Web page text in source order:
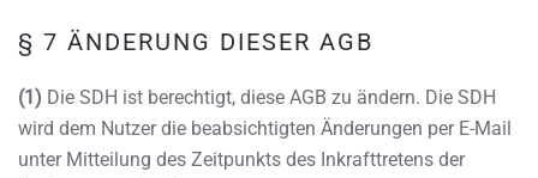
§ 7 ÄNDERUNG DIESER AGB
(1) Die SDH ist berechtigt, diese AGB zu ändern. Die SDH
wird dem Nutzer die beabsichtigten Änderungen per E-Mail
unter Mitteilung des Zeitpunkts des Inkrafttretens der